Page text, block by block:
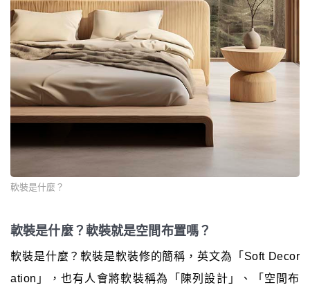
軟裝是什麼？
軟裝是什麼？軟裝就是空間布置嗎？
軟裝是什麼？軟裝是軟裝修的簡稱，英文為「Soft Decor
ation」，也有人會將軟裝稱為「陳列設計」、「空間布